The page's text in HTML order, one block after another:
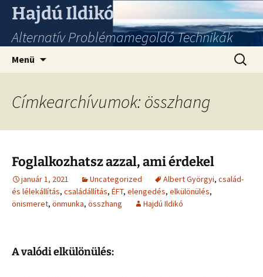
Hajdú Ildikó
Alternatív Problémamegoldó Technikák
Menü
Címkearchívumok: összhang
Foglalkozhatsz azzal, ami érdekel
január 1, 2021 Uncategorized Albert Györgyi, család-
és lélekállítás, családállítás, ÉFT, elengedés, elkülönülés,
önismeret, önmunka, összhang Hajdú Ildikó
A valódi elkülönülés: